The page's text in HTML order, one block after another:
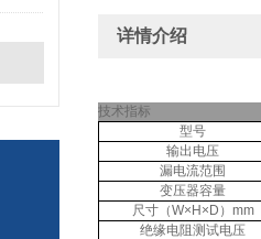
详情介绍
技术指标
型号
输出电压
漏电流范围
变压器容量
尺寸（W×H×D）mm
绝缘电阻测试电压